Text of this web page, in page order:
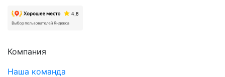
Компания
Наша команда